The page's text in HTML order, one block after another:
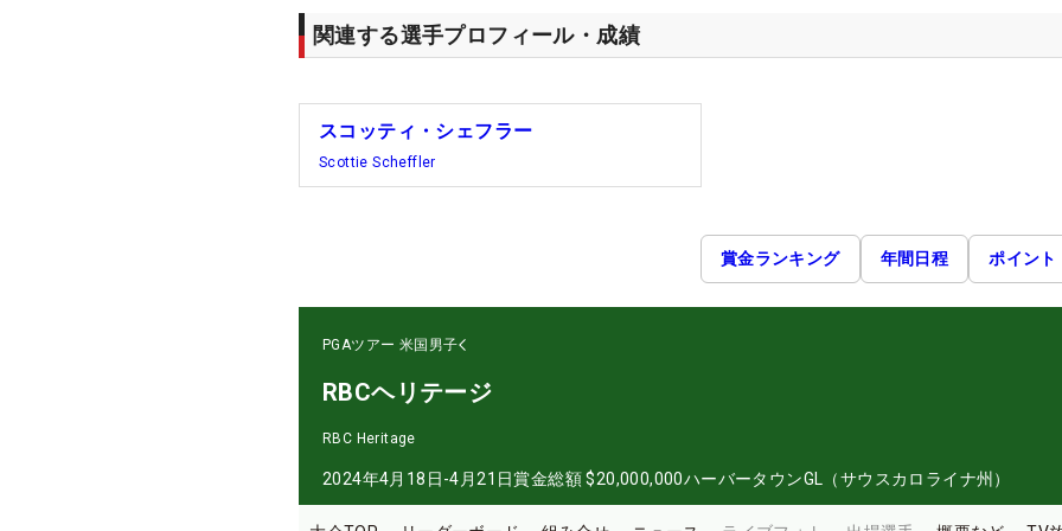
関連する選手プロフィール・成績
スコッティ・シェフラー
Scottie Scheffler
賞金ランキング 年間日程 ポイント
PGAツアー 米国男子
RBCヘリテージ
RBC Heritage
2024年4月18日-4月21日賞金総額 $20,000,000ハーバータウンGL（サウスカロライナ州）